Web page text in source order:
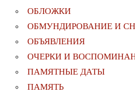
ОБЛОЖКИ
ОБМУНДИРОВАНИЕ И
ОБЪЯВЛЕНИЯ
ОЧЕРКИ И
ПАМЯТНЫЕ ДАТЫ
ПАМЯТЬ